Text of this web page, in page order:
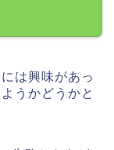
は興味があっ
うかどうかと